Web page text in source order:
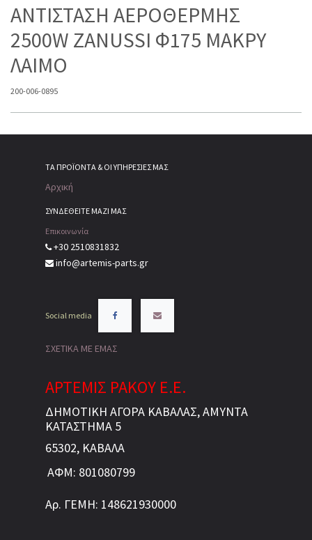
ΑΝΤΙΣΤΑΣΗ ΑΕΡΟΘΕΡΜΗΣ
2500W ZANUSSI Φ175 MAKPΥ
ΛΑΙΜΟ
200-006-0895
ΤΑ ΠΡΟΪΌΝΤΑ & ΟΙ ΥΠΗΡΕΣΊΕΣ ΜΑΣ
Αρχική
ΣΥΝΔΕΘΕΙΤΕ ΜΑΖΙ ΜΑΣ
Επικοινωνία
+30 2510831832
info@artemis-parts.gr
Social media
ΣΧΕΤΙΚΑ ΜΕ ΕΜΑΣ
ΑΡΤΕΜΙΣ ΡΑΚΟΥ Ε.Ε.
ΔΗΜΟΤΙΚΗ ΑΓΟΡΑ ΚΑΒΑΛΑΣ, ΑΜΥΝΤΑ
ΚΑΤΑΣΤΗΜΑ 5
65302, ΚΑΒΑΛΑ
ΑΦΜ: 801080799
Αρ. ΓΕΜΗ: 148621930000